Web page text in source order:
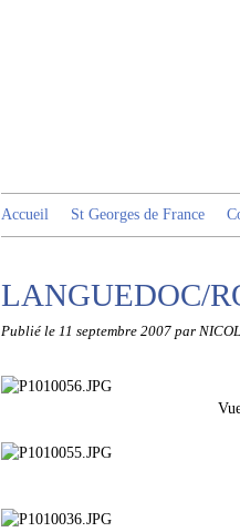
Accueil St Georges de France
LANGUEDOC/
Publié le 11 septembre 2007 par
Vue sur Cerbère
En direction